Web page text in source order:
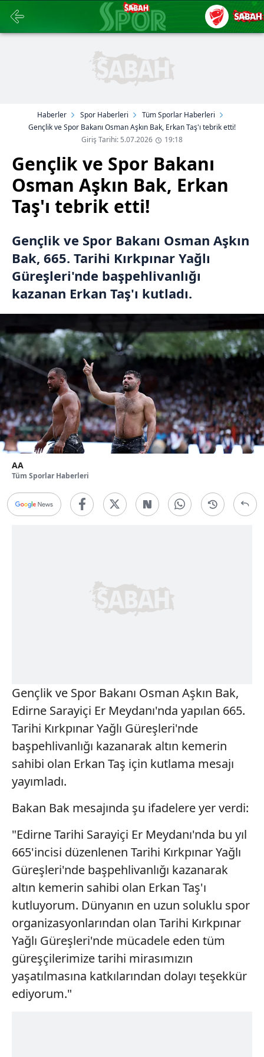
Haberler Spor Haberleri
Tüm Sporlar Haberleri
Gençlik ve Spor Bakanı Osman Aşkın Bak, Erkan Taş'ı tebrik etti!
Giriş Tarihi: 5.07.2026
19:18
Gençlik ve Spor Bakanı
Osman Aşkın Bak, Erkan
Taş'ı tebrik etti!
Gençlik ve Spor Bakanı Osman Aşkın
Bak, 665. Tarihi Kırkpınar Yağlı
Güreşleri'nde başpehlivanlığı
kazanan Erkan Taş'ı kutladı.
AA
Tüm Sporlar Haberleri
Gençlik ve Spor Bakanı Osman Aşkın Bak,
Edirne Sarayiçi Er Meydanı'nda yapılan 665.
Tarihi Kırkpınar Yağlı Güreşleri'nde
başpehlivanlığı kazanarak altın kemerin
sahibi olan Erkan Taş için kutlama mesajı
yayımladı.
Bakan Bak mesajında şu ifadelere yer verdi:
"Edirne Tarihi Sarayiçi Er Meydanı'nda bu yıl
665'incisi düzenlenen Tarihi Kırkpınar Yağlı
Güreşleri'nde başpehlivanlığı kazanarak
altın kemerin sahibi olan Erkan Taş'ı
kutluyorum. Dünyanın en uzun soluklu spor
organizasyonlarından olan Tarihi Kırkpınar
Yağlı Güreşleri'nde mücadele eden tüm
güreşçilerimize tarihi mirasımızın
yaşatılmasına katkılarından dolayı teşekkür
ediyorum."